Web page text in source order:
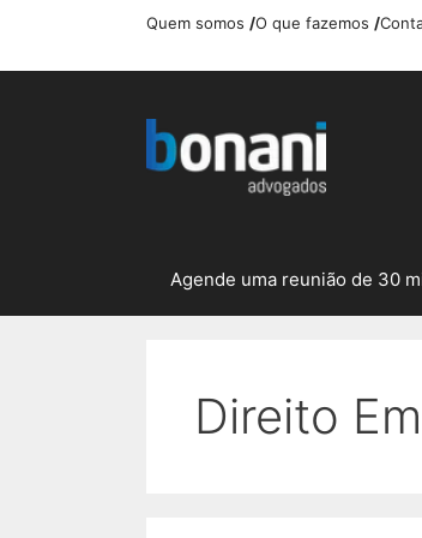
o
Quem somos /O que fazemos /
Agende uma reunião de 30
Direito